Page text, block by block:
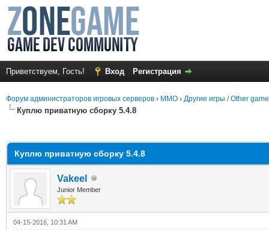
Приветствуем, Гость! Вход Регистрация
Форум администраторов игровых серверов › MMO › Другие игры / Other
Куплю приватную сборку 5.4.8
Куплю приватную сборку 5.4.8
Vakeel
Junior Member
04-15-2016, 10:31 AM